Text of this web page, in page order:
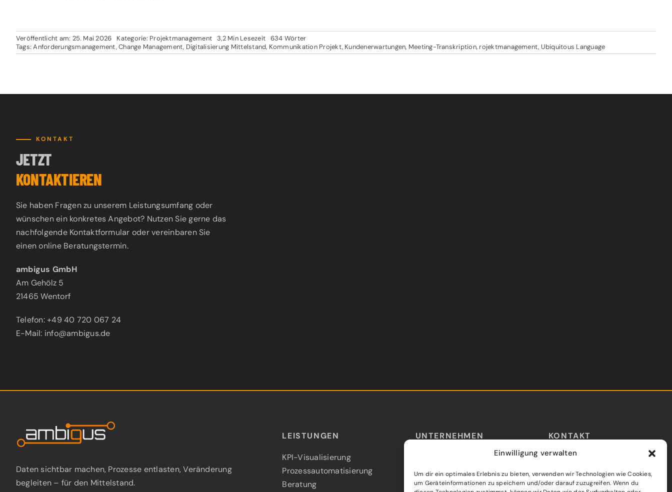
Einwilligung verwalten
Um dir ein optimales Erlebnis zu bieten, verwenden wir Technologien wie Cookies,
um Geräteinformationen zu speichern und/oder darauf zuzugreifen. Wenn du
Veröffentlicht am: 25. Mai 2026 Kategorie: Projektmanagement 3,2 Min Lesezeit 634 Wörter
Tags:Anforderungsmanagement,Change Management, Digitalisierung Mittelstand, Kommunikation Projekt, Kundenerwartungen, Meeting-Transkription, rojektmanagement, Ubiquitous Language
KONTAKT
JETZT
KONTAKTIEREN
Sie haben Fragen zu unserem Leistungsumfang oder
wünschen ein konkretes Angebot? Nutzen Sie gerne das
nachfolgende Kontaktformular oder vereinbaren Sie
einen online Beratungstermin.
ambigus GmbH
Am Gehölz 5
21465 Wentorf
Telefon: +49 40 720 067 24
E-Mail: info@ambigus.de
Daten sichtbar machen, Prozesse entlasten, Veränderung
begleiten – für den Mittelstand.
LEISTUNGEN
KPI-Visualisierung
Prozessautomatisierung
Beratung
UNTERNEHMEN
Über uns
KONTAKT
Erstgespräch buchen
Readiness-Check
Per E-Mail kontaktieren